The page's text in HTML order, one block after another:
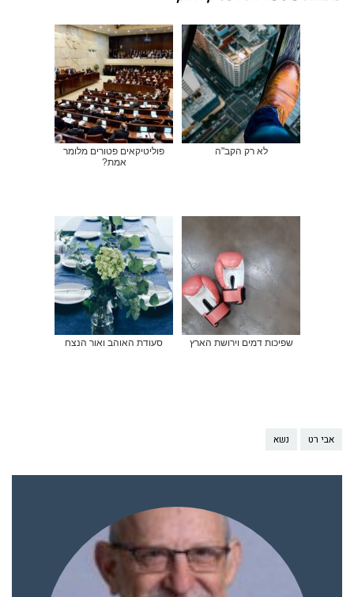
לא רק הקב"ה
פוליטיקאים פטורים מלומר
אמת?
שפיכות דמים וירושת הארץ סעודת האוהב ואור הנצח
אבי רט נשא